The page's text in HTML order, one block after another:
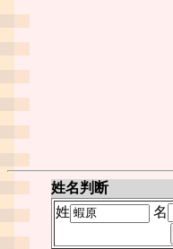
姓名判断
姓
名